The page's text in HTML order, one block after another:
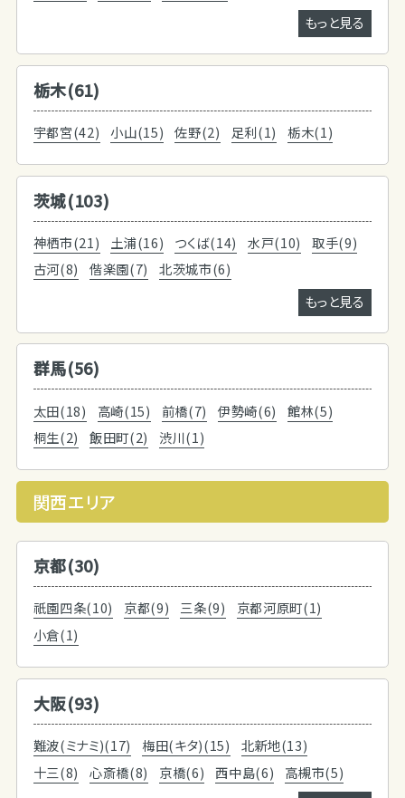
もっと見る
栃木(61)
宇都宮(42) 小山(15) 佐野(2) 足利(1) 栃木(1)
茨城(103)
神栖市(21) 土浦(16) つくば(14) 水戸(10)
取手(9)
古河(8)
偕楽園(7)
北茨城市(6)
もっと見る
群馬(56)
太田(18) 高崎(15) 前橋(7) 伊勢崎(6)
館林(5)
桐生(2)
飯田町(2) 渋川(1)
関西エリア
京都(30)
祇園四条(10) 京都(9) 三条(9)
京都河原町(1)
小倉(1)
大阪(93)
難波(ミナミ)(17) 梅田(キタ)(15)
北新地(13)
十三(8)
心斎橋(8) 京橋(6) 西中島(6)
高槻市(5)